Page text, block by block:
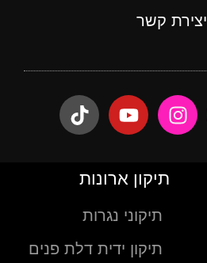
יצירת קשר
תיקון ארונות
תיקוני נגרות
תיקון ידית דלת פנים